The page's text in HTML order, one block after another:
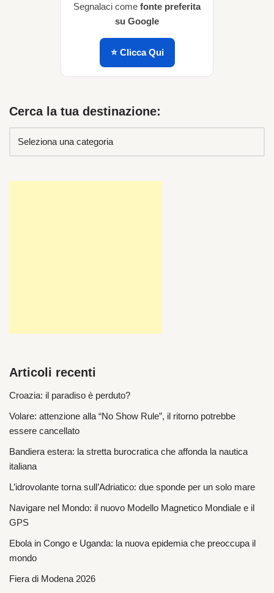
Segnalaci come fonte preferita
su Google
⭐ Clicca Qui
Cerca la tua destinazione:
Articoli recenti
Croazia: il paradiso è perduto?
Volare: attenzione alla “No Show Rule”, il ritorno potrebbe
essere cancellato
Bandiera estera: la stretta burocratica che affonda la nautica
italiana
L’idrovolante torna sull’Adriatico: due sponde per un solo mare
Navigare nel Mondo: il nuovo Modello Magnetico Mondiale e il
GPS
Ebola in Congo e Uganda: la nuova epidemia che preoccupa il
mondo
Fiera di Modena 2026